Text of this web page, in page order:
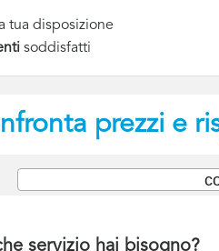
tua disposizione
soddisfatti
prezzi e
servizio hai bisogno?